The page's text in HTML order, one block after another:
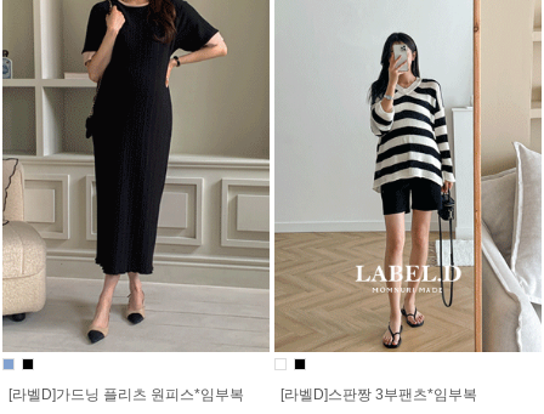
[라벨D]가드닝 플리츠 원피스*임부복
[라벨D]스판짱 3부팬츠*임부복